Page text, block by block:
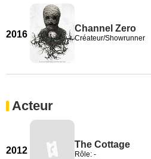
2016
Channel Zero
Créateur/Showrunner
Acteur
2012
The Cottage
Rôle: -